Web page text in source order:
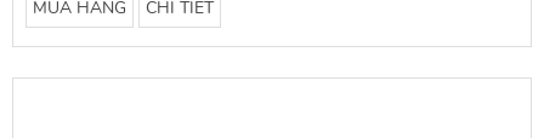
MUA HÀNG CHI TIẾT